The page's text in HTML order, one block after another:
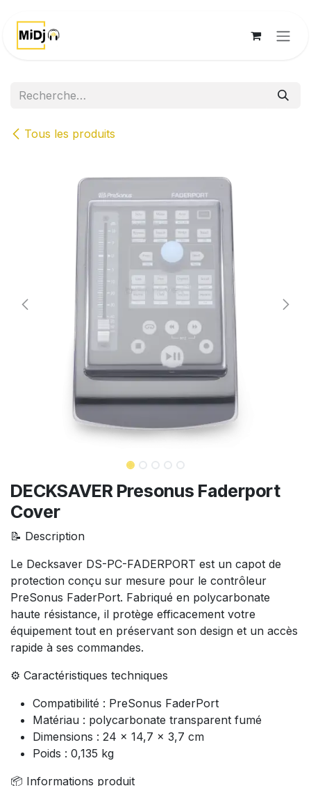
Tous les produits
DECKSAVER Presonus Faderport
Cover
📝 Description
Le Decksaver DS-PC-FADERPORT est un capot de
protection conçu sur mesure pour le contrôleur
PreSonus FaderPort. Fabriqué en polycarbonate
haute résistance, il protège efficacement votre
équipement tout en préservant son design et un accès
rapide à ses commandes.
⚙️ Caractéristiques techniques
Compatibilité : PreSonus FaderPort
Matériau : polycarbonate transparent fumé
Dimensions : 24 × 14,7 × 3,7 cm
Poids : 0,135 kg
📦 Informations produit